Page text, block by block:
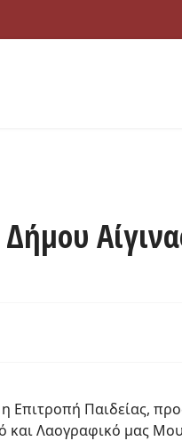
Επιτροπή Παιδείας,
και Λαογραφικό μας